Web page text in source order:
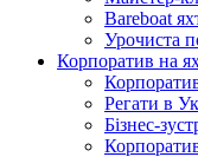
Bareboat
Урочиста
Корпоратив на
Регати в
Бізнес-